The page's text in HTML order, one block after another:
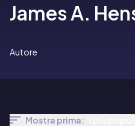
James A.
Autore
Mostra prima: